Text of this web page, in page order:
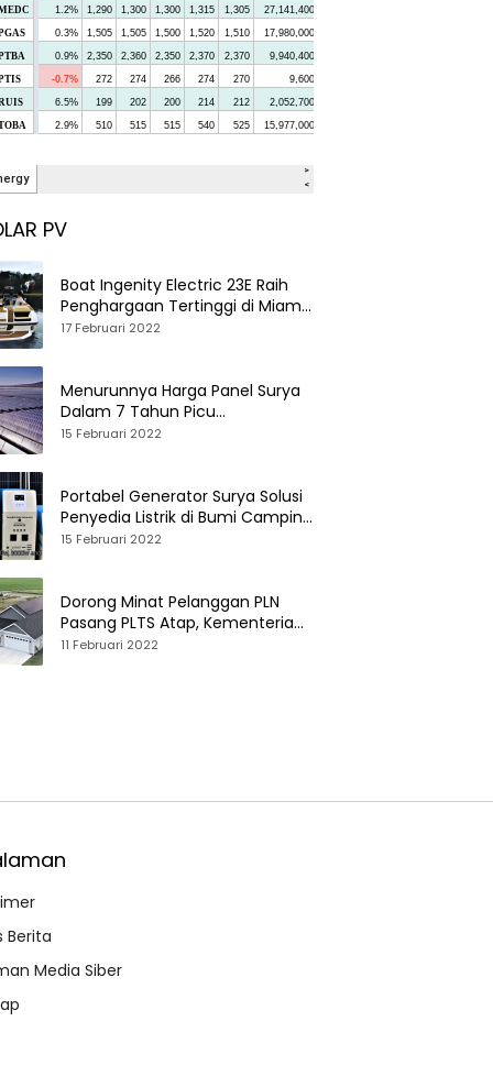
PV
Boat Ingenity Electric 23E Raih
Penghargaan Tertinggi di Miami
International Boat Show
17 Februari 2022
Menurunnya Harga Panel Surya
Dalam 7 Tahun Picu
Tumbuhnya PLTS Global
15 Februari 2022
Portabel Generator Surya Solusi
Penyedia Listrik di Bumi Camping
dan Perkemahan
15 Februari 2022
Dorong Minat Pelanggan PLN
Pasang PLTS Atap, Kementerian
ESDM Luncurkan Paket Hibah SEF
11 Februari 2022
Berita
Media Siber